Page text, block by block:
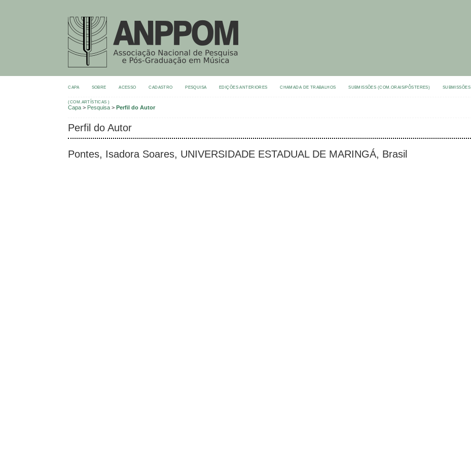
CAPA SOBRE ACESSO CADASTRO PESQUISA EDIÇÕES ANTERIORES CHAMADA DE TRABALHOS SUBMISSÕES (COM.ORAIS/PÔSTERES) SUBMISSÕES
(COM.ARTÍSTICAS )
Capa > Pesquisa >Perfil do Autor
Perfil do Autor
Pontes, Isadora Soares, UNIVERSIDADE ESTADUAL DE MARINGÁ, Brasil